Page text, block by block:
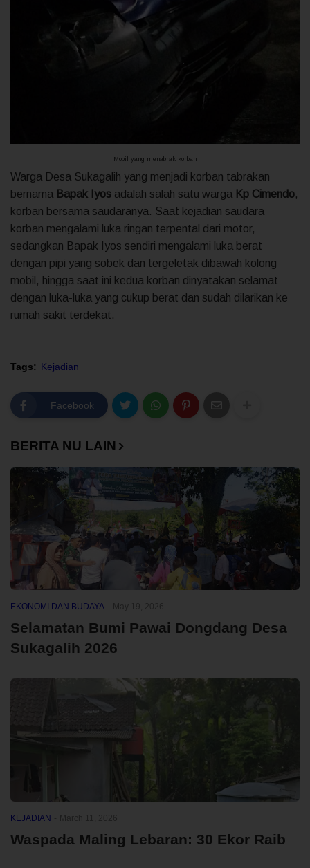
Mobil yang menabrak korban
Warga Desa Sukagalih yang menjadi korban tabrakan
bernama Bapak Iyos adalah salah satu warga Kp Cimendo,
korban bersama saudaranya. Saat kejadian saudara
korban mengalami luka ringan terpental dari motor,
sedangkan Bapak Iyos sendiri mengalami luka berat
dengan pipi yang sobek dan tergeletak dibawah kolong
mobil, hingga saat ini kedua korban dinyatakan selamat
dengan luka-luka yang cukup berat dan sudah dilarikan ke
rumah sakit terdekat.
Tags: Kejadian
Facebook
BERITA NU LAIN
EKONOMI DAN BUDAYA
Selamatan Bumi Pawai Dongdang Desa
Sukagalih 2026
KEJADIAN
Waspada Maling Lebaran: 30 Ekor Raib